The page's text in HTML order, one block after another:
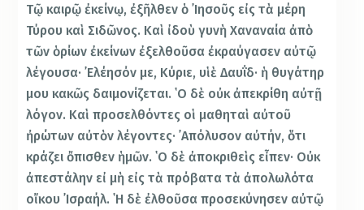
Τῷ καιρῷ ἐκείνῳ, ἐξῆλθεν ὁ ᾿Ιησοῦς εἰς τὰ μέρη
Τύρου καὶ Σιδῶνος. Καὶ ἰδοὺ γυνὴ Χαναναία ἀπὸ
τῶν ὁρίων ἐκείνων ἐξελθοῦσα ἐκραύγασεν αὐτῷ
λέγουσα· ᾿Ελέησόν με, Κύριε, υἱὲ Δαυΐδ· ἡ θυγάτηρ
μου κακῶς δαιμονίζεται. ῾Ο δὲ οὐκ ἀπεκρίθη αὐτῇ
λόγον. Καὶ προσελθόντες οἱ μαθηταὶ αὐτοῦ
ἠρώτων αὐτὸν λέγοντες· ᾿Απόλυσον αὐτήν, ὅτι
κράζει ὄπισθεν ἡμῶν. ῾Ο δὲ ἀποκριθεὶς εἶπεν· Οὐκ
ἀπεστάλην εἰ μὴ εἰς τὰ πρόβατα τὰ ἀπολωλότα
οἴκου ᾿Ισραήλ. ῾Η δὲ ἐλθοῦσα προσεκύνησεν αὐτῷ